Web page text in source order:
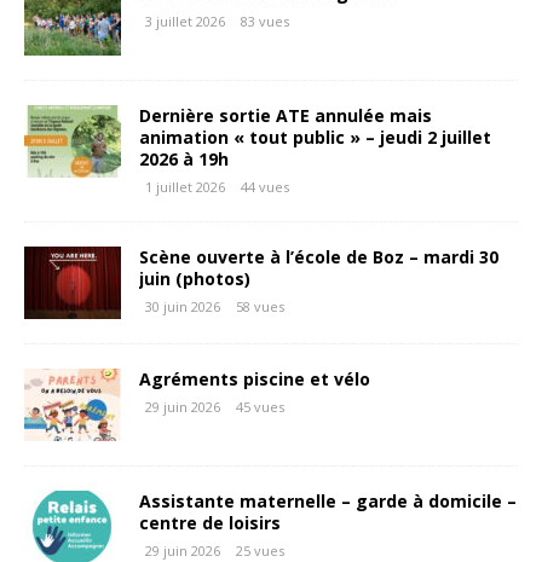
3 juillet 2026 83 vues
Dernière sortie ATE annulée mais
animation « tout public » – jeudi 2 juillet
2026 à 19h
1 juillet 2026 44 vues
Scène ouverte à l’école de Boz – mardi 30
juin (photos)
30 juin 2026 58 vues
Agréments piscine et vélo
29 juin 2026 45 vues
Assistante maternelle – garde à domicile –
centre de loisirs
29 juin 2026 25 vues